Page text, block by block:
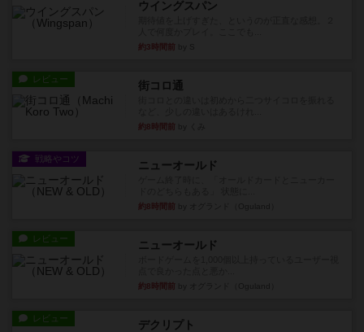
ウイングスパン
約3時間前
レビュー 街コロ通
約8時間前
戦略やコツ ニューオールド
約8時間前
レビュー ニューオールド
約8時間前
レビュー デクリプト